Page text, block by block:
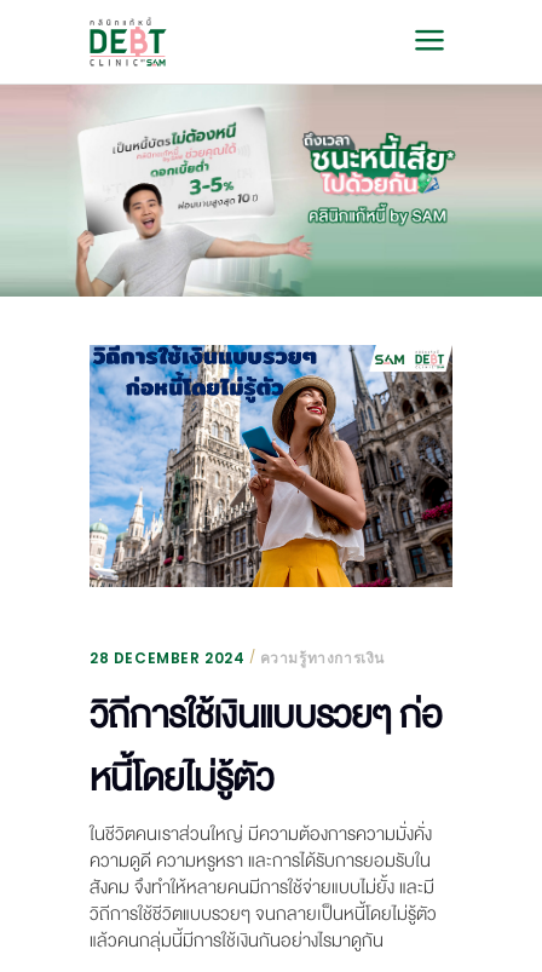
28 DECEMBER 2024 ความรู้ทางการเงิน
วิถีการใช้เงินแบบรวยๆ ก่อ
หนี้โดยไม่รู้ตัว
ในชีวิตคนเราส่วนใหญ่ มีความต้องการความมั่งคั่ง
ความดูดี ความหรูหรา และการได้รับการยอมรับใน
สังคม จึงทำให้หลายคนมีการใช้จ่ายแบบไม่ยั้ง และมี
วิถีการใช้ชีวิตแบบรวยๆ จนกลายเป็นหนี้โดยไม่รู้ตัว
แล้วคนกลุ่มนี้มีการใช้เงินกันอย่างไรมาดูกัน